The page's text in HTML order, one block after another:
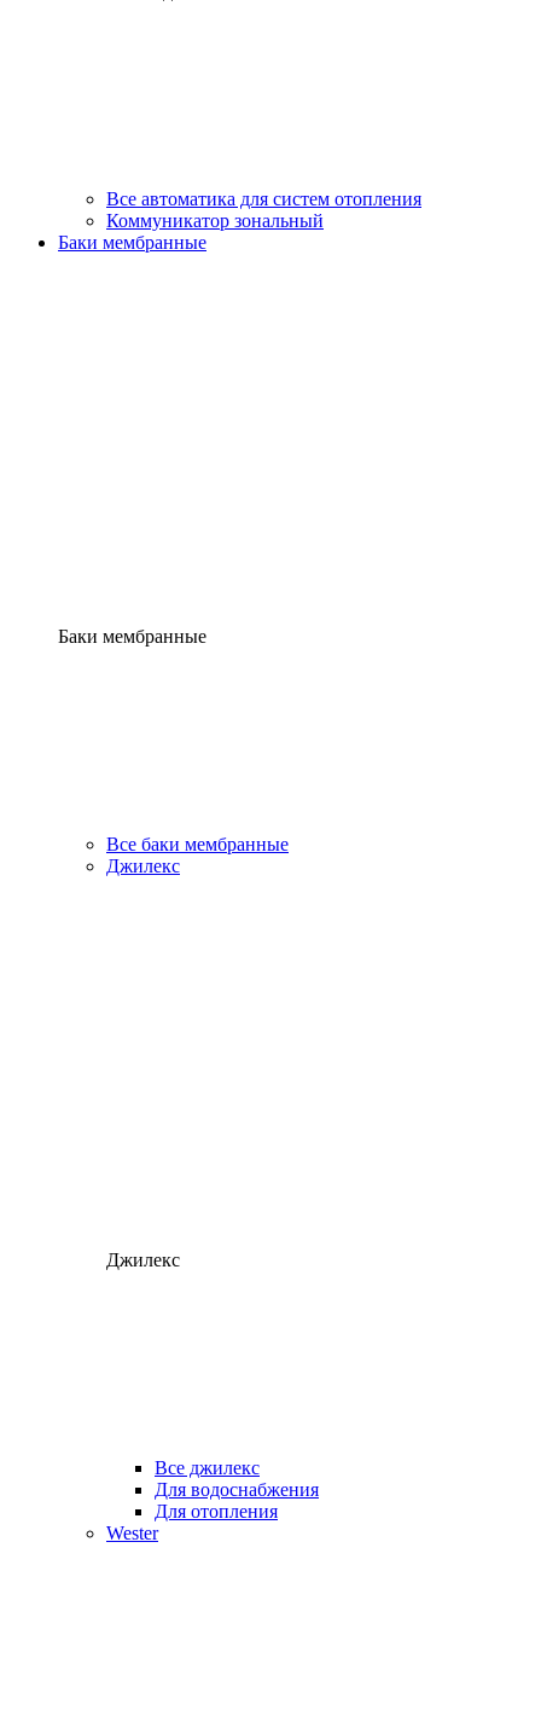
Все автоматика для систем отопления
Коммуникатор зональный
Баки мембранные
Баки мембранные
Все баки мембранные
Джилекс
Джилекс
Все джилекс
Для водоснабжения
Для отопления
Wester